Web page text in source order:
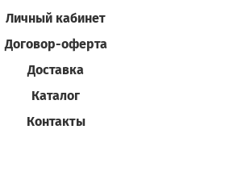
Личный кабинет
Договор-оферта
Доставка
Каталог
Контакты